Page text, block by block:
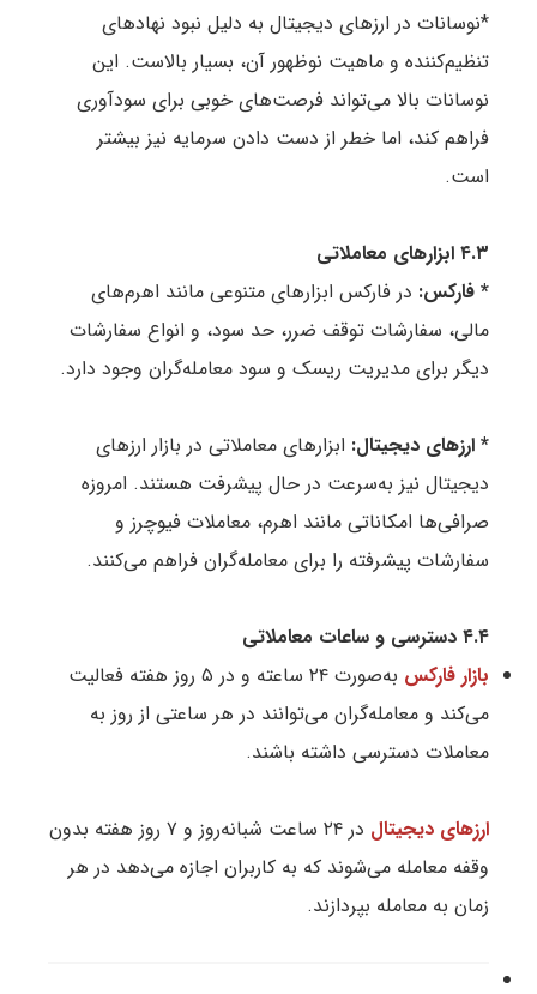
*نوسانات در ارزهای دیجیتال به دلیل نبود نهادهای
تنظیم‌کننده و ماهیت نوظهور آن، بسیار بالاست. این
نوسانات بالا می‌تواند فرصت‌های خوبی برای سودآوری
فراهم کند، اما خطر از دست دادن سرمایه نیز بیشتر
است.
۴.۳ ابزارهای معاملاتی
* فارکس:در فارکس ابزارهای متنوعی مانند اهرم‌های
مالی، سفارشات توقف ضرر، حد سود، و انواع سفارشات
دیگر برای مدیریت ریسک و سود معامله‌گران وجود دارد.
* ارزهای دیجیتال:ابزارهای معاملاتی در بازار ارزهای
دیجیتال نیز به‌سرعت در حال پیشرفت هستند. امروزه
صرافی‌ها امکاناتی مانند اهرم، معاملات فیوچرز و
سفارشات پیشرفته را برای معامله‌گران فراهم می‌کنند.
۴.۴ دسترسی و ساعات معاملاتی
بازار فارکس
به‌صورت ۲۴ ساعته و در ۵ روز هفته فعالیت
می‌کند و معامله‌گران می‌توانند در هر ساعتی از روز به
معاملات دسترسی داشته باشند.
ارزهای دیجیتال
در ۲۴ ساعت شبانه‌روز و ۷ روز هفته بدون
وقفه معامله می‌شوند که به کاربران اجازه می‌دهد در هر
زمان به معامله بپردازند.